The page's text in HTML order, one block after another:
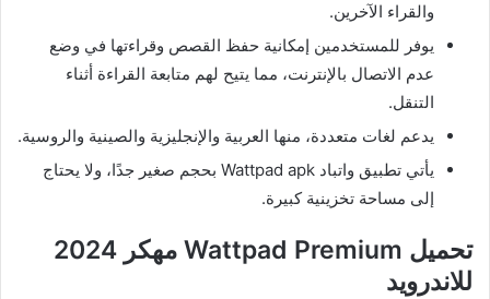
والقراء الآخرين.
يوفر للمستخدمين إمكانية حفظ القصص وقراءتها في وضع
عدم الاتصال بالإنترنت، مما يتيح لهم متابعة القراءة أثناء
التنقل.
يدعم لغات متعددة، منها العربية والإنجليزية والصينية والروسية.
يأتي تطبيق واتباد Wattpad apk بحجم صغير جدًا، ولا يحتاج
إلى مساحة تخزينية كبيرة.
تحميل Wattpad Premium مهكر 2024
للاندرويد